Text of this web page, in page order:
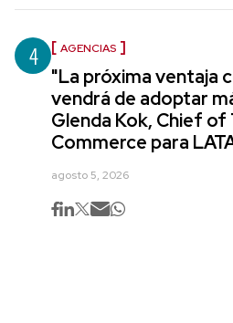
4 AGENCIAS
"La próxima ventaja
vendrá de adoptar
Glenda Kok, Chief
Commerce para
agosto 5, 2026